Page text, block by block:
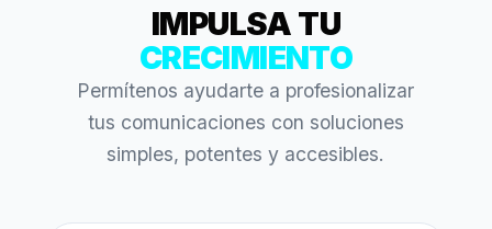
IMPULSA TU
CRECIMIENTO
Permítenos ayudarte a profesionalizar
tus comunicaciones con soluciones
simples, potentes y accesibles.